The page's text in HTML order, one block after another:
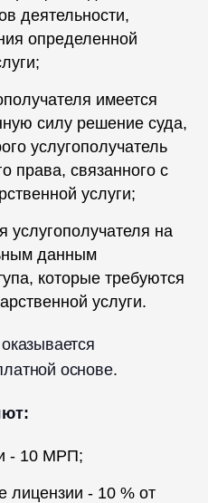
деятельности,
определенной
имеется
силу решение суда,
услугополучатель
права, связанного с
услуги;
услугополучателя на
данным
которые требуются
услуги.
основе.
- 10 МРП;
лицензии - 10 % от